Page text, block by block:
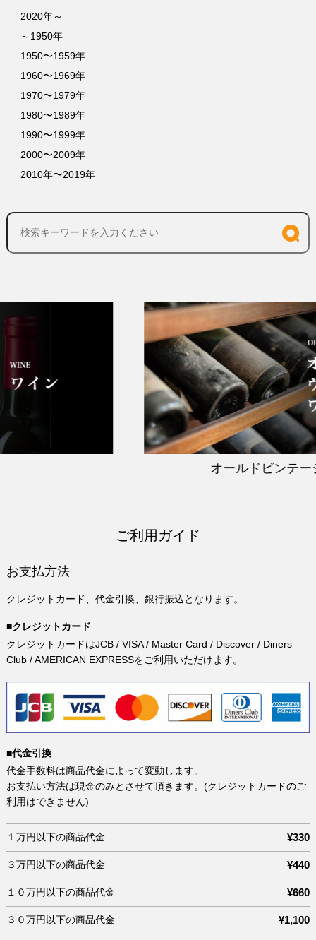
2020年～
～1950年
1950〜1959年
1960〜1969年
1970〜1979年
1980〜1989年
1990〜1999年
2000〜2009年
2010年〜2019年
オールドビンテージ
ご利用ガイド
お支払方法
クレジットカード、代金引換、銀行振込となります。
■クレジットカード
クレジットカードはJCB / VISA / Master Card / Discover / Diners
Club / AMERICAN EXPRESSをご利用いただけます。
■代金引換
代金手数料は商品代金によって変動します。
お支払い方法は現金のみとさせて頂きます。(クレジットカードのご
利用はできません)
１万円以下の商品代金 ¥330
３万円以下の商品代金 ¥440
１０万円以下の商品代金 ¥660
３０万円以下の商品代金 ¥1,100